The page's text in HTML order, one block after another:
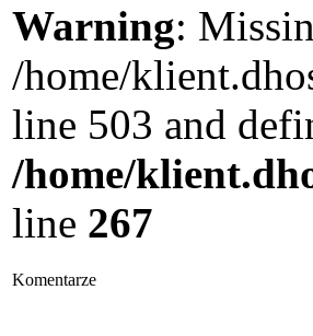
Warning:
/home/
line 503 and
/home/
line 267
Komentarze